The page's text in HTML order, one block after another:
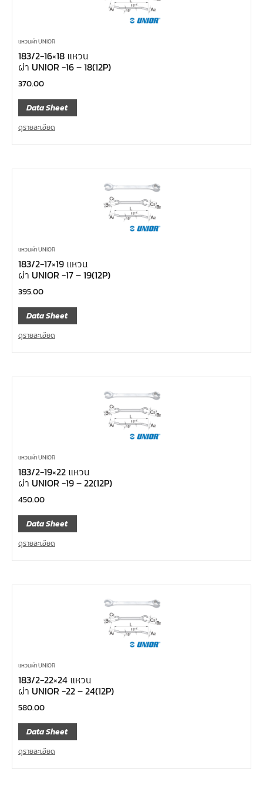
แหวนผ่า UNIOR
183/2-16×18 แหวน
ผ่า UNIOR -16 – 18(12P)
370.00
Data Sheet
ดูรายละเอียด
แหวนผ่า UNIOR
183/2-17×19 แหวน
ผ่า UNIOR -17 – 19(12P)
395.00
Data Sheet
ดูรายละเอียด
แหวนผ่า UNIOR
183/2-19×22 แหวน
ผ่า UNIOR -19 – 22(12P)
450.00
Data Sheet
ดูรายละเอียด
แหวนผ่า UNIOR
183/2-22×24 แหวน
ผ่า UNIOR -22 – 24(12P)
580.00
Data Sheet
ดูรายละเอียด